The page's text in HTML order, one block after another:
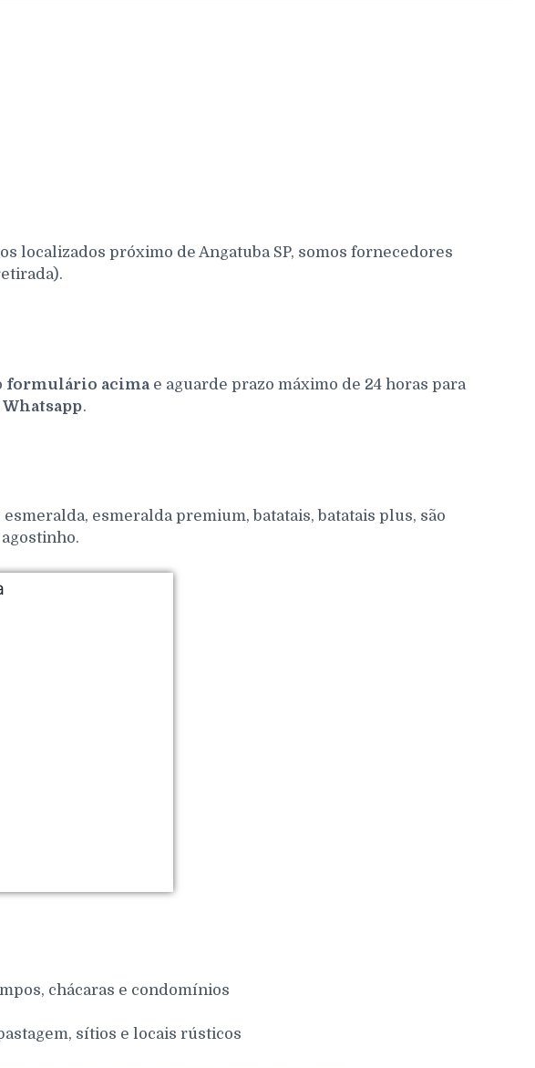
localizados próximo de Angatuba SP, somos fornecedores
formulário acima e aguarde prazo máximo de 24 horas para
Whatsapp.
esmeralda premium, batatais, batatais plus, são
chácaras e condomínios
sítios e locais rústicos